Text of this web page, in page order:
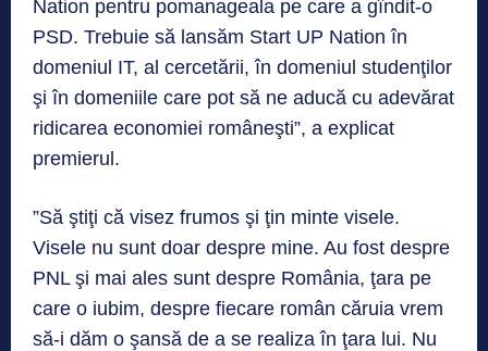
Nation pentru pomanageala pe care a gîndit-o
PSD. Trebuie să lansăm Start UP Nation în
domeniul IT, al cercetării, în domeniul studenţilor
şi în domeniile care pot să ne aducă cu adevărat
ridicarea economiei româneşti”, a explicat
premierul.
”Să ştiţi că visez frumos şi ţin minte visele.
Visele nu sunt doar despre mine. Au fost despre
PNL şi mai ales sunt despre România, ţara pe
care o iubim, despre fiecare român căruia vrem
să-i dăm o şansă de a se realiza în ţara lui. Nu